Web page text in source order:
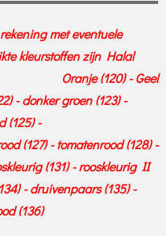
met eventuele
kleurstoffen zijn Halal
(120) - Geel
- donker groen (123) -
rood (125) -
(127) - tomatenrood (128) -
(131) - rooskleurig II
- druivenpaars (135) -
(136)